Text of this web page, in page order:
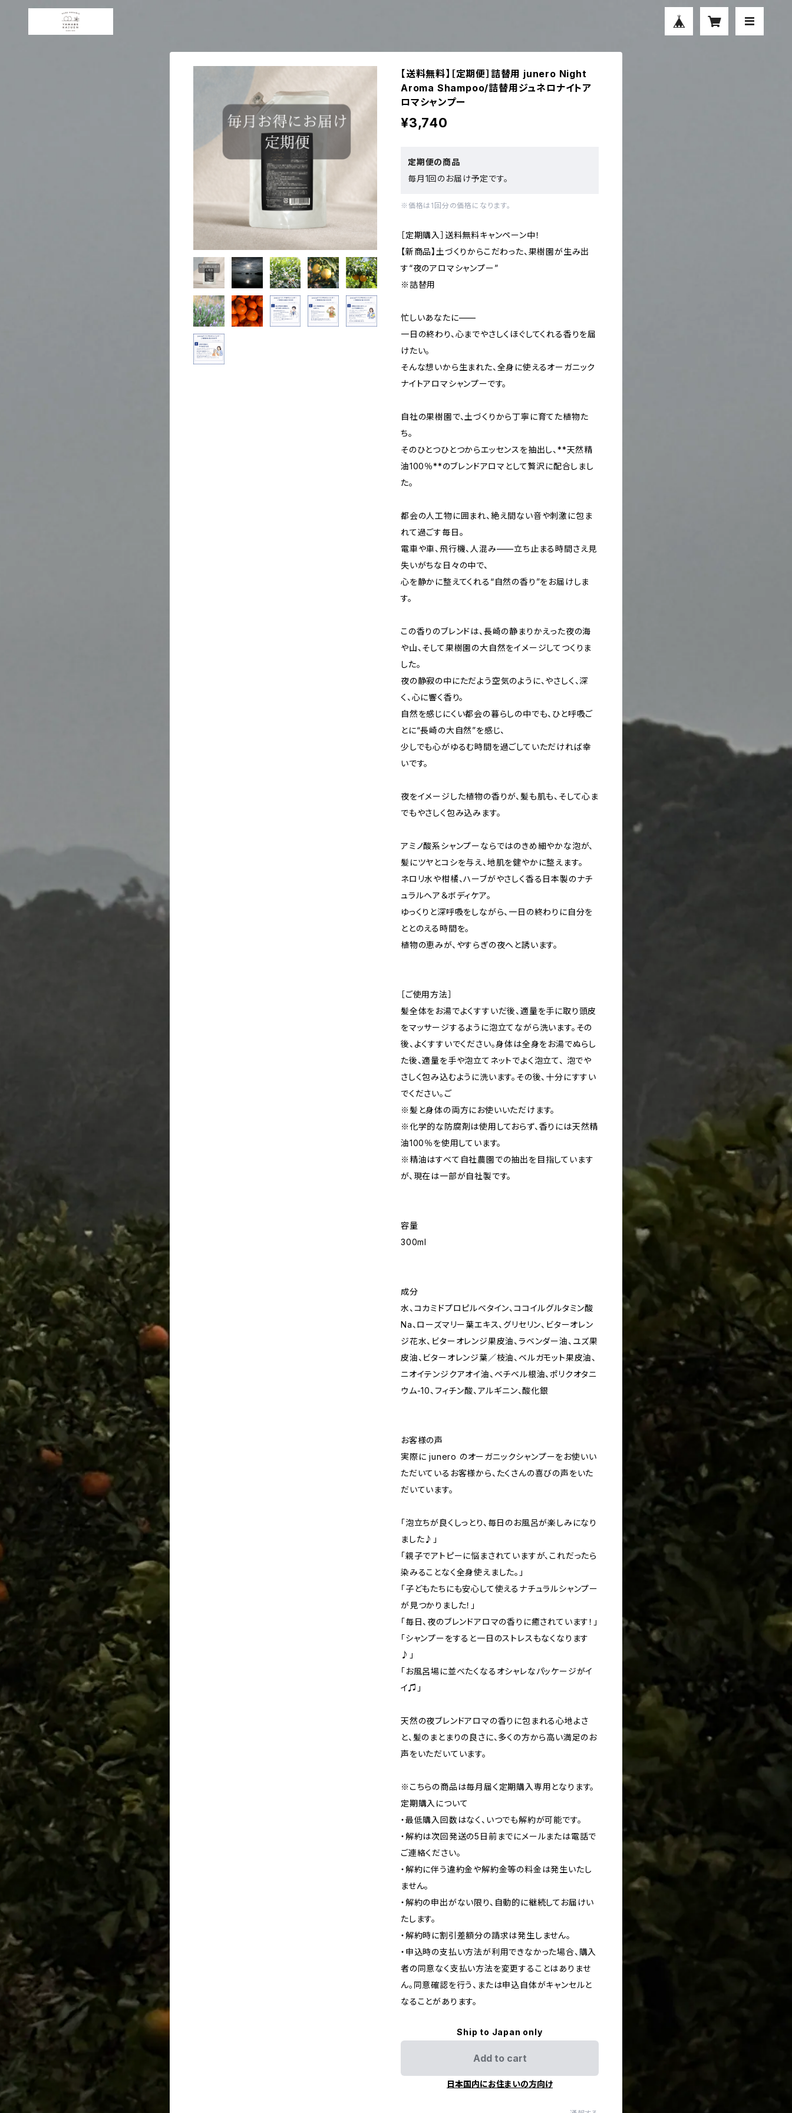
【送料無料】［定期便］詰替用 junero Night
Aroma Shampoo/詰替用ジュネロナイトア
ロマシャンプー
¥3,740
定期便の商品
毎月1回のお届け予定です。
※価格は1回分の価格になります。
［定期購入］送料無料キャンペーン中！
【新商品】土づくりからこだわった、果樹園が生み出
す“夜のアロマシャンプー”
※詰替用
忙しいあなたに——
一日の終わり、心までやさしくほぐしてくれる香りを届
けたい。
そんな想いから生まれた、全身に使えるオーガニック
ナイトアロマシャンプーです。
自社の果樹園で、土づくりから丁寧に育てた植物た
ち。
そのひとつひとつからエッセンスを抽出し、**天然精
油100％**のブレンドアロマとして贅沢に配合しまし
た。
都会の人工物に囲まれ、絶え間ない音や刺激に包ま
れて過ごす毎日。
電車や車、飛行機、人混み——立ち止まる時間さえ見
失いがちな日々の中で、
心を静かに整えてくれる“自然の香り”をお届けしま
す。
この香りのブレンドは、長崎の静まりかえった夜の海
や山、そして果樹園の大自然をイメージしてつくりま
した。
夜の静寂の中にただよう空気のように、やさしく、深
く、心に響く香り。
自然を感じにくい都会の暮らしの中でも、ひと呼吸ご
とに“長崎の大自然”を感じ、
少しでも心がゆるむ時間を過ごしていただければ幸
いです。
夜をイメージした植物の香りが、髪も肌も、そして心ま
でもやさしく包み込みます。
アミノ酸系シャンプーならではのきめ細やかな泡が、
髪にツヤとコシを与え、地肌を健やかに整えます。
ネロリ水や柑橘、ハーブがやさしく香る日本製のナチ
ュラルヘア＆ボディケア。
ゆっくりと深呼吸をしながら、一日の終わりに自分を
ととのえる時間を。
植物の恵みが、やすらぎの夜へと誘います。
［ご使用方法］
髪全体をお湯でよくすすいだ後、適量を手に取り頭皮
をマッサージするように泡立てながら洗います。その
後、よくすすいでください。身体は全身をお湯でぬらし
た後、適量を手や泡立てネットでよく泡立て、 泡でや
さしく包み込むように洗います。その後、十分にすすい
でください。ご
※髪と身体の両方にお使いいただけます。
※化学的な防腐剤は使用しておらず、香りには天然精
油100％を使用しています。
※精油はすべて自社農園での抽出を目指しています
が、現在は一部が自社製です。
容量
300ml
成分
水、コカミドプロピルベタイン、ココイルグルタミン酸
Na、ローズマリー葉エキス、グリセリン、ビターオレン
ジ花水、ビターオレンジ果皮油、ラベンダー油、ユズ果
皮油、ビターオレンジ葉／枝油、ベルガモット果皮油、
ニオイテンジクアオイ油、ベチベル根油、ポリクオタニ
ウム-10、フィチン酸、アルギニン、酸化銀
お客様の声
実際に junero のオーガニックシャンプーをお使いい
ただいているお客様から、たくさんの喜びの声をいた
だいています。
「泡立ちが良くしっとり、毎日のお風呂が楽しみになり
ました♪」
「親子でアトピーに悩まされていますが、これだったら
染みることなく全身使えました。」
「子どもたちにも安心して使えるナチュラルシャンプー
が見つかりました！」
「毎日、夜のブレンドアロマの香りに癒されています！」
「シャンプーをすると一日のストレスもなくなります
♪」
「お風呂場に並べたくなるオシャレなパッケージがイ
イ♫」
天然の夜ブレンドアロマの香りに包まれる心地よさ
と、髪のまとまりの良さに、多くの方から高い満足のお
声をいただいています。
※こちらの商品は毎月届く定期購入専用となります。
定期購入について
・最低購入回数はなく、いつでも解約が可能です。
・解約は次回発送の5日前までにメールまたは電話で
ご連絡ください。
・解約に伴う違約金や解約金等の料金は発生いたし
ません。
・解約の申出がない限り、自動的に継続してお届けい
たします。
・解約時に割引差額分の請求は発生しません。
・申込時の支払い方法が利用できなかった場合、購入
者の同意なく支払い方法を変更することはありませ
ん。同意確認を行う、または申込自体がキャンセルと
なることがあります。
Ship to Japan only
Add to cart
日本国内にお住まいの方向け